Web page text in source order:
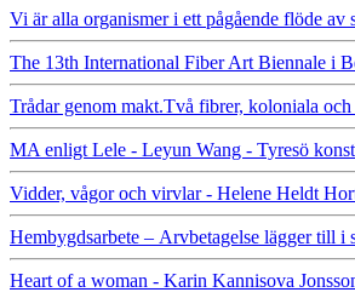
Vi är alla organismer i ett pågående flöde
The 13th International Fiber Art Biennale i
Trådar genom makt.Två fibrer, koloniala
MA enligt Lele - Leyun Wang - Tyresö
Vidder, vågor och virvlar - Helene Heldt
Hembygdsarbete – Arvbetagelse lägger till i
Heart of a woman - Karin Kannisova